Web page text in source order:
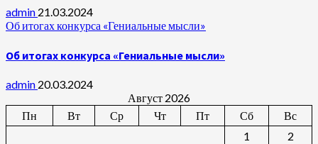
admin 21.03.2024
Об итогах конкурса «Гениальные мысли»
Об итогах конкурса «Гениальные мысли»
admin 20.03.2024
Август 2026
Пн
Вт Ср Чт Пт Сб
Вс
1
2